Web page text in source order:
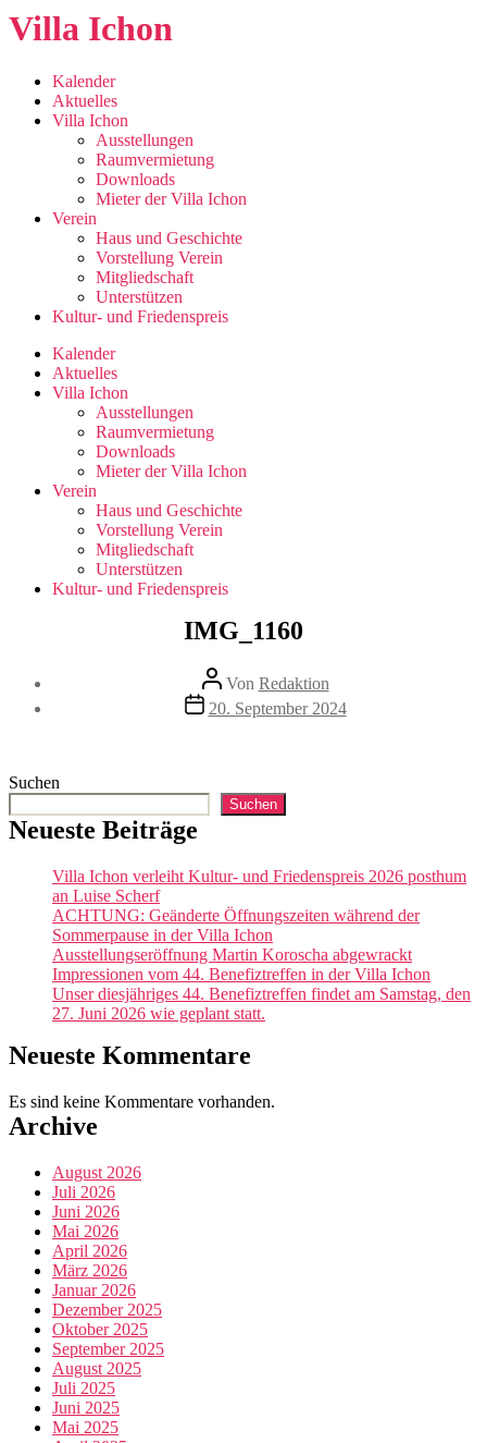
Zum
Inhalt
Villa Ichon
Kalender
Aktuelles
Villa Ichon
Ausstellungen
Raumvermietung
Downloads
Mieter der Villa Ichon
Verein
Haus und Geschichte
Vorstellung Verein
Mitgliedschaft
Unterstützen
Kultur- und Friedenspreis
Kalender
Aktuelles
Villa Ichon
Ausstellungen
Raumvermietung
Downloads
Mieter der Villa Ichon
Verein
Haus und Geschichte
Vorstellung Verein
Mitgliedschaft
Unterstützen
Kultur- und Friedenspreis
IMG_1160
Beitragsautor
Von Redaktion
Veröffentlichungsdatum
20. September 2024
Suchen
Suchen
Neueste Beiträge
Villa Ichon verleiht Kultur- und Friedenspreis 2026 posthum
an Luise Scherf
ACHTUNG: Geänderte Öffnungszeiten während der
Sommerpause in der Villa Ichon
Ausstellungseröffnung Martin Koroscha abgewrackt
Impressionen vom 44. Benefiztreffen in der Villa Ichon
Unser diesjähriges 44. Benefiztreffen findet am Samstag, den
27. Juni 2026 wie geplant statt.
Neueste Kommentare
Es sind keine Kommentare vorhanden.
Archive
August 2026
Juli 2026
Juni 2026
Mai 2026
April 2026
März 2026
Januar 2026
Dezember 2025
Oktober 2025
September 2025
August 2025
Juli 2025
Juni 2025
Mai 2025